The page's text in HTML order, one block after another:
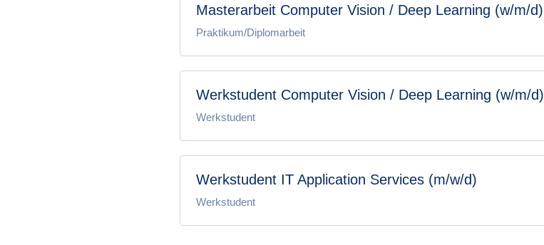
Masterarbeit Computer Vision / Deep Learning (w/m/d)
Praktikum/Diplomarbeit
Werkstudent Computer Vision / Deep Learning (w/m/d)
Werkstudent
Werkstudent IT Application Services (m/w/d)
Werkstudent